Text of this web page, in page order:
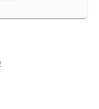
지